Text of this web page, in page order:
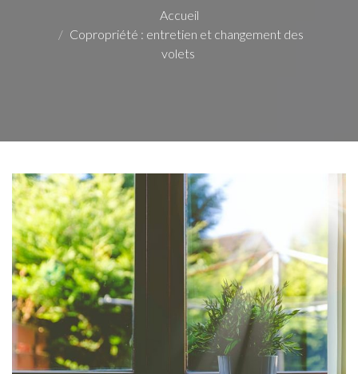
Accueil
Copropriété : entretien et changement des
volets